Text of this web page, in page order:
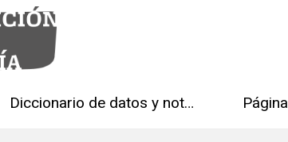
Diccionario de datos y notas técnicas